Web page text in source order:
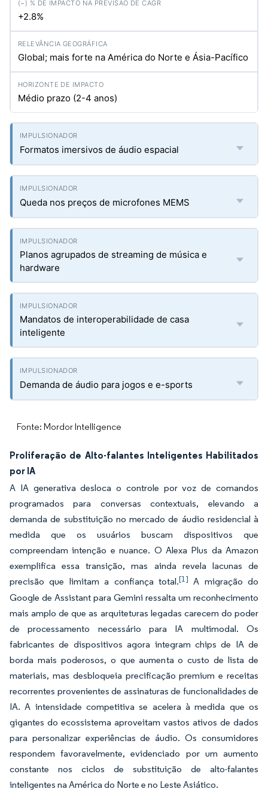
+2.8%
Global; mais forte na América do Norte e Ásia-Pacífico
Médio prazo (2-4 anos)
Formatos imersivos de áudio espacial
Queda nos preços de microfones MEMS
Planos agrupados de streaming de música e
hardware
Mandatos de interoperabilidade de casa
inteligente
Demanda de áudio para jogos e e-sports
Fonte: Mordor Intelligence
Proliferação de Alto-falantes Inteligentes Habilitados
por IA
A IA generativa desloca o controle por voz de comandos
programados para conversas contextuais, elevando a
demanda de substituição no mercado de áudio residencial à
medida que os usuários buscam dispositivos que
compreendam intenção e nuance. O Alexa Plus da Amazon
exemplifica essa transição, mas ainda revela lacunas de
precisão que limitam a confiança total.[1] A migração do
Google de Assistant para Gemini ressalta um reconhecimento
mais amplo de que as arquiteturas legadas carecem do poder
de processamento necessário para IA multimodal. Os
fabricantes de dispositivos agora integram chips de IA de
borda mais poderosos, o que aumenta o custo de lista de
materiais, mas desbloqueia precificação premium e receitas
recorrentes provenientes de assinaturas de funcionalidades de
IA. A intensidade competitiva se acelera à medida que os
gigantes do ecossistema aproveitam vastos ativos de dados
para personalizar experiências de áudio. Os consumidores
respondem favoravelmente, evidenciado por um aumento
constante nos ciclos de substituição de alto-falantes
inteligentes na América do Norte e no Leste Asiático.